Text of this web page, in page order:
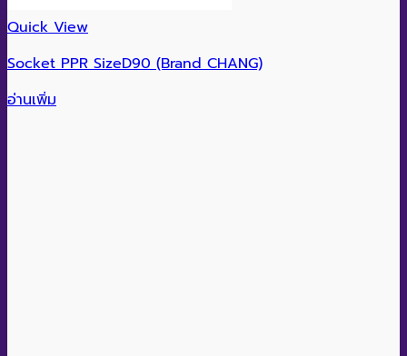
Quick View
Socket PPR SizeD90 (Brand CHANG)
อ่านเพิ่ม